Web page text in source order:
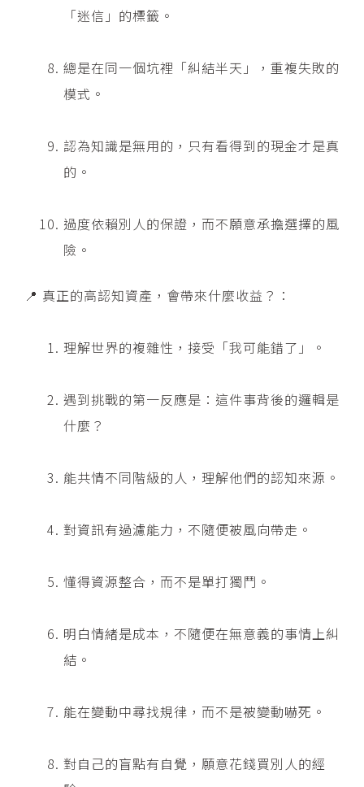
「迷信」的標籤。
總是在同一個坑裡「糾結半天」，重複失敗的
模式。
認為知識是無用的，只有看得到的現金才是真
的。
過度依賴別人的保證，而不願意承擔選擇的風
險。
📍 真正的高認知資產，會帶來什麼收益？：
理解世界的複雜性，接受「我可能錯了」。
遇到挑戰的第一反應是：這件事背後的邏輯是
什麼？
能共情不同階級的人，理解他們的認知來源。
對資訊有過濾能力，不隨便被風向帶走。
懂得資源整合，而不是單打獨鬥。
明白情緒是成本，不隨便在無意義的事情上糾
結。
能在變動中尋找規律，而不是被變動嚇死。
對自己的盲點有自覺，願意花錢買別人的經